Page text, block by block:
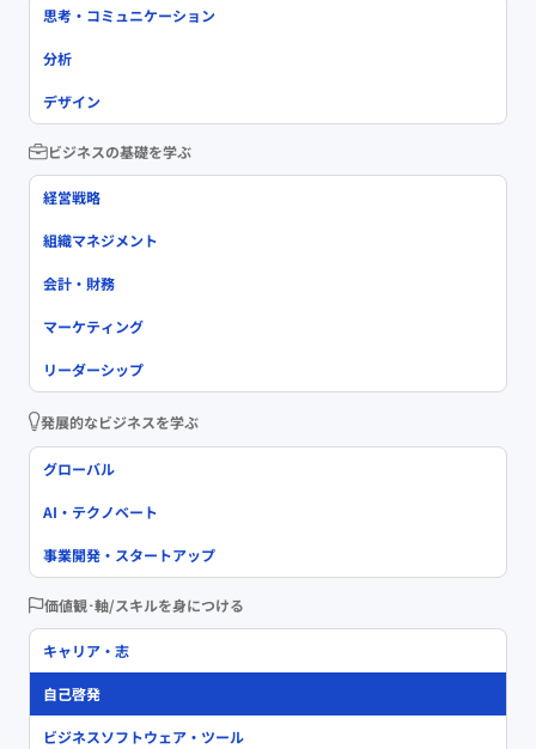
思考・コミュニケーション
分析
デザイン
ビジネスの基礎を学ぶ
経営戦略
組織マネジメント
会計・財務
マーケティング
リーダーシップ
発展的なビジネスを学ぶ
グローバル
AI・テクノベート
事業開発・スタートアップ
価値観･軸/スキルを身につける
キャリア・志
自己啓発
ビジネスソフトウェア・ツール